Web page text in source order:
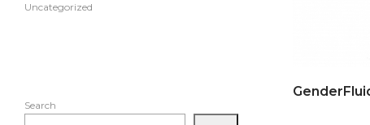
Uncategorized
Search